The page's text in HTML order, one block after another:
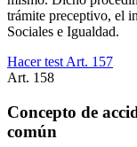
trámite preceptivo, el
Sociales e Igualdad.
Hacer test Art. 157
Art. 158
Concepto de
común